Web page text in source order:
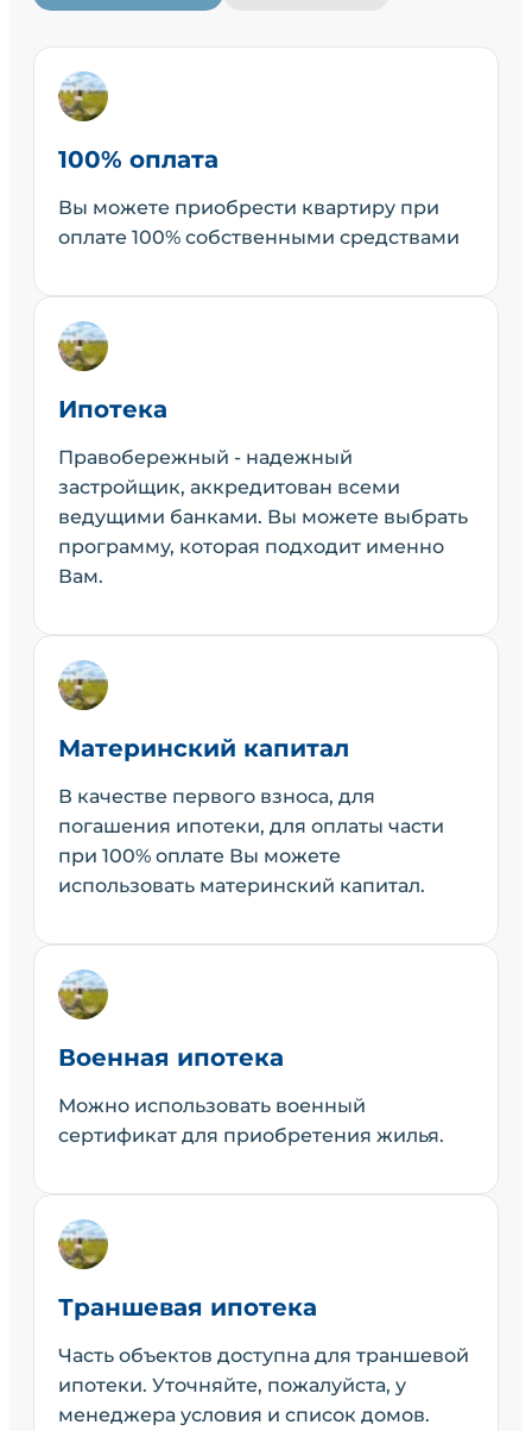
100% оплата
Вы можете приобрести квартиру при
оплате 100% собственными средствами
Ипотека
Правобережный - надежный
застройщик, аккредитован всеми
ведущими банками. Вы можете выбрать
программу, которая подходит именно
Вам.
Материнский капитал
В качестве первого взноса, для
погашения ипотеки, для оплаты части
при 100% оплате Вы можете
использовать материнский капитал.
Военная ипотека
Можно использовать военный
сертификат для приобретения жилья.
Траншевая ипотека
Часть объектов доступна для траншевой
ипотеки. Уточняйте, пожалуйста, у
менеджера условия и список домов.